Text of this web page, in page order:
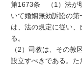
第1673条 （1）法が
いて婚姻無効訴訟の
は、法の規定に従い
る。
（2）司教は、その教
設立すべきである。